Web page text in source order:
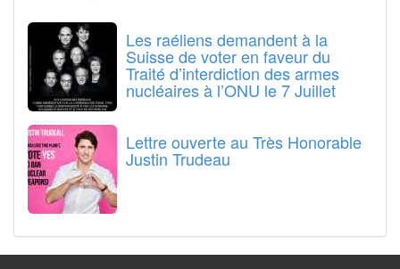
Les raéliens demandent à la
Suisse de voter en faveur du
Traité d’interdiction des armes
nucléaires à l’ONU le 7 Juillet
Lettre ouverte au Très Honorable
Justin Trudeau